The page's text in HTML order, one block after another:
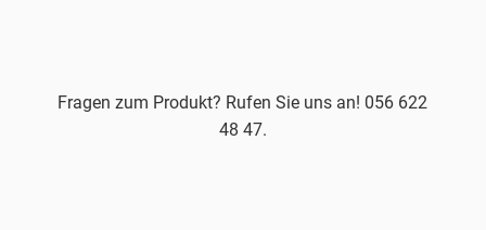
Fragen zum Produkt? Rufen Sie uns an! 056 622
48 47.